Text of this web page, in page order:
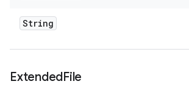
String
ExtendedFile